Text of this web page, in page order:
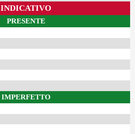
INDICATIVO
PRESENTE
IMPERFETTO